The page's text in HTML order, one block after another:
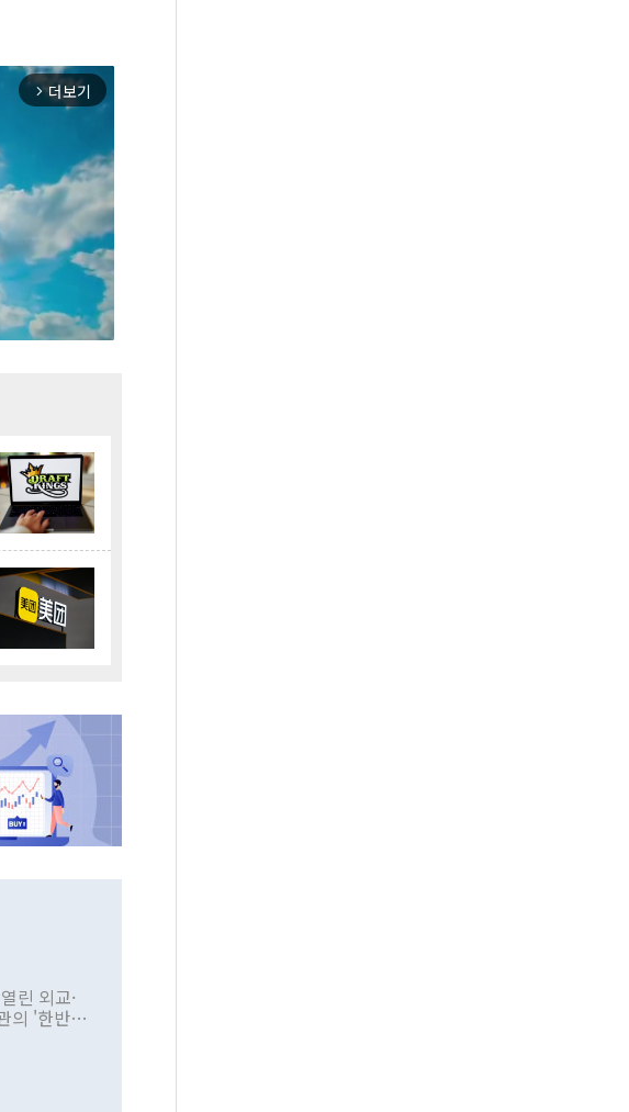
arrow_forward_ios 더보기
린 외교·
의 '한반도
다고 공